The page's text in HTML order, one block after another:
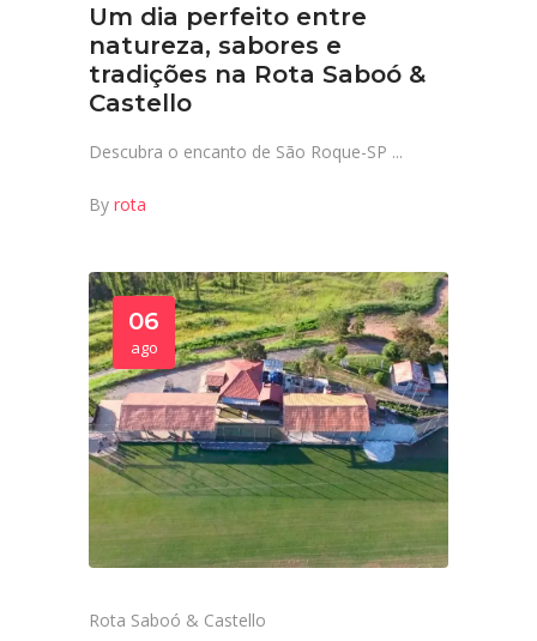
Um dia perfeito entre
natureza, sabores e
tradições na Rota Saboó &
Castello
Descubra o encanto de São Roque-SP
By rota
06
ago
Rota Saboó & Castello